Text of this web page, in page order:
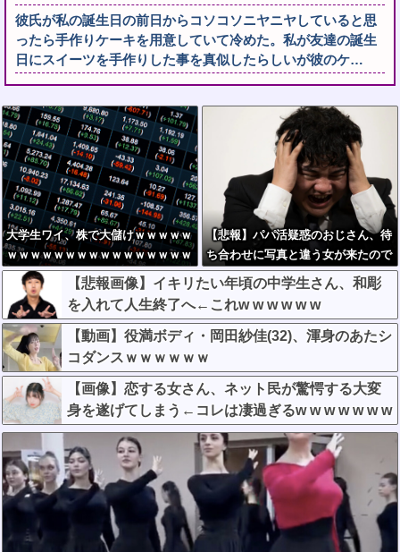
彼氏が私の誕生日の前日からコソコソニヤニヤしていると思
ったら手作りケーキを用意していて冷めた。私が友達の誕生
日にスイーツを手作りした事を真似したらしいが彼のケ…
大学生ワイ、株で大儲けｗｗｗｗｗ
ｗｗｗｗｗｗｗｗｗｗｗｗｗｗｗｗ
ｗｗ
【悲報】パパ活疑惑のおじさん、待
ち合わせに写真と違う女が来たので
逃げようとするも眼鏡を奪われ可哀
想なことになっているところを激写
されてしまう…
【悲報画像】イキリたい年頃の中学生さん、和彫
を入れて人生終了へ←これw w w w w w
【動画】役満ボディ・岡田紗佳(32)、渾身のあたシ
コダンスｗｗｗｗｗｗ
【画像】恋する女さん、ネット民が驚愕する大変
身を遂げてしまう←コレは凄過ぎるw w w w w w w
w